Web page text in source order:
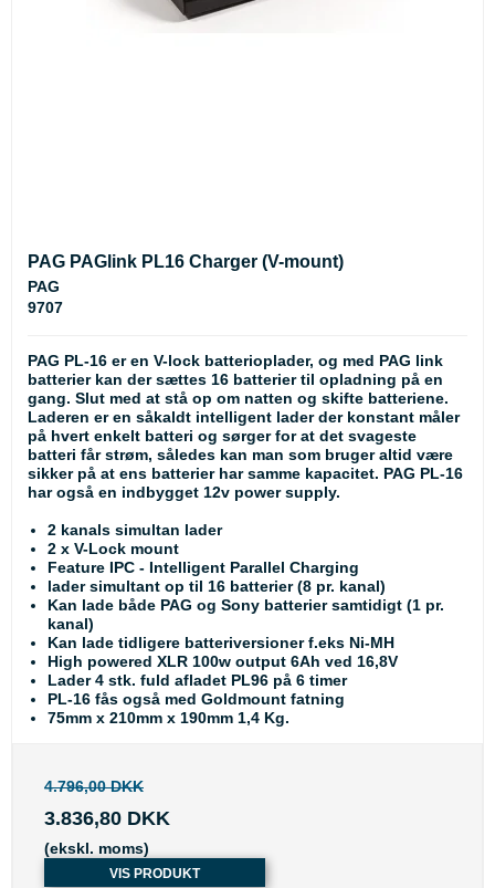
PAG PAGlink PL16 Charger (V-mount)
PAG
9707
PAG PL-16 er en V-lock batterioplader, og med PAG link
batterier kan der sættes 16 batterier til opladning på en
gang. Slut med at stå op om natten og skifte batteriene.
Laderen er en såkaldt intelligent lader der konstant måler
på hvert enkelt batteri og sørger for at det svageste
batteri får strøm, således kan man som bruger altid være
sikker på at ens batterier har samme kapacitet. PAG PL-16
har også en indbygget 12v power supply.
2 kanals simultan lader
2 x V-Lock mount
Feature IPC - Intelligent Parallel Charging
lader simultant op til 16 batterier (8 pr. kanal)
Kan lade både PAG og Sony batterier samtidigt (1 pr.
kanal)
Kan lade tidligere batteriversioner f.eks Ni-MH
High powered XLR 100w output 6Ah ved 16,8V
Lader 4 stk. fuld afladet PL96 på 6 timer
PL-16 fås også med Goldmount fatning
75mm x 210mm x 190mm 1,4 Kg.
4.796,00 DKK
3.836,80 DKK
(ekskl. moms)
VIS PRODUKT